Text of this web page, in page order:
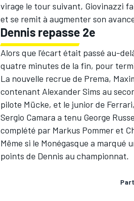
virage le tour suivant, Giovinazzi
et se remit à augmenter son
Dennis repasse 2e
Alors que l'écart était passé au-
quatre minutes de la fin, pour
La nouvelle recrue de Prema,
contenant Alexander Sims au
pilote Mücke, et le junior de
Sergio Camara a tenu George
complété par Markus Pommer et
Même si le Monégasque a
points de Dennis au championnat.